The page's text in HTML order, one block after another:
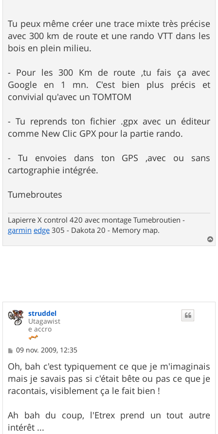
Tu peux même créer une trace mixte très précise
avec 300 km de route et une rando VTT dans les
bois en plein milieu.
- Pour les 300 Km de route ,tu fais ça avec
Google en 1 mn. C'est bien plus précis et
convivial qu'avec un TOMTOM
- Tu reprends ton fichier .gpx avec un éditeur
comme New Clic GPX pour la partie rando.
- Tu envoies dans ton GPS ,avec ou sans
cartographie intégrée.
Tumebroutes
Lapierre X control 420 avec montage Tumebroutien -
garmin edge 305 - Dakota 20 - Memory map.
a
struddel
Utagawist
e accro
M
s
s
a
g
e
09 nov. 2009, 12:35
Oh, bah c'est typiquement ce que je m'imaginais
mais je savais pas si c'était bête ou pas ce que je
racontais, visiblement ça le fait bien !
Ah bah du coup, l'Etrex prend un tout autre
intérêt ...